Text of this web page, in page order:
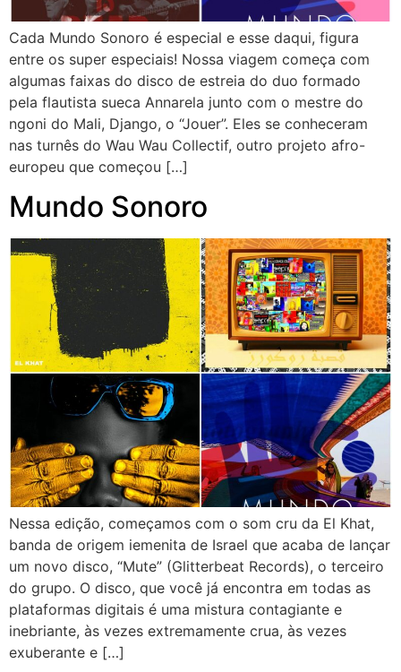
Cada Mundo Sonoro é especial e esse daqui, figura
entre os super especiais! Nossa viagem começa com
algumas faixas do disco de estreia do duo formado
pela flautista sueca Annarela junto com o mestre do
ngoni do Mali, Django, o “Jouer”. Eles se conheceram
nas turnês do Wau Wau Collectif, outro projeto afro-
europeu que começou […]
Mundo Sonoro
Nessa edição, começamos com o som cru da El Khat,
banda de origem iemenita de Israel que acaba de lançar
um novo disco, “Mute” (Glitterbeat Records), o terceiro
do grupo. O disco, que você já encontra em todas as
plataformas digitais é uma mistura contagiante e
inebriante, às vezes extremamente crua, às vezes
exuberante e […]